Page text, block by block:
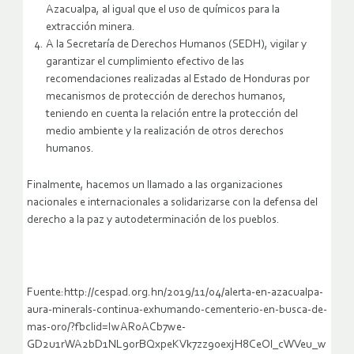
Azacualpa, al igual que el uso de químicos para la
extracción minera.
A la Secretaría de Derechos Humanos (SEDH), vigilar y
garantizar el cumplimiento efectivo de las
recomendaciones realizadas al Estado de Honduras por
mecanismos de protección de derechos humanos,
teniendo en cuenta la relación entre la protección del
medio ambiente y la realización de otros derechos
humanos.
Finalmente, hacemos un llamado a las organizaciones
nacionales e internacionales a solidarizarse con la defensa del
derecho a la paz y autodeterminación de los pueblos.
Fuente:http://cespad.org.hn/2019/11/04/alerta-en-azacualpa-
aura-minerals-continua-exhumando-cementerio-en-busca-de-
mas-oro/?fbclid=IwAR0ACb7we-
GD2u1rWA2bD1NL9orBQxpeKVk7zz90exjH8CeOl_cWVeu_w